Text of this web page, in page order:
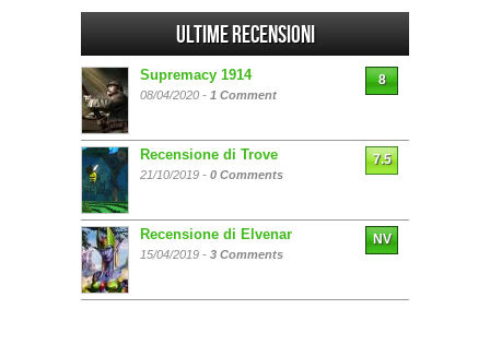
Ultime Recensioni
Supremacy 1914
08/04/2020 - 1 Comment
8
Recensione di Trove
21/10/2019 - 0 Comments
7.5
Recensione di Elvenar
15/04/2019 - 3 Comments
NV